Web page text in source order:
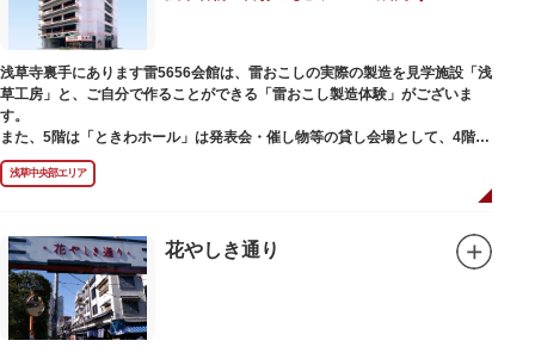
浅草寺裏手にあります雷5656会館は、雷おこしの実際の製造を見学施設「浅
草工房」と、ご自分で作ることができる「雷おこし製造体験」がございま
す。
また、5階は「ときわホール」は発表会・催し物等の貸し会場として、4階は
打合せなどでご利用いただける「貸しスペース」がございます。
浅草中央部エリア
花やしき通り